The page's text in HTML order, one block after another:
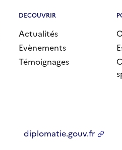
DECOUVRIR
Actualités
Evènements
Témoignages
diplomatie.gouv.fr